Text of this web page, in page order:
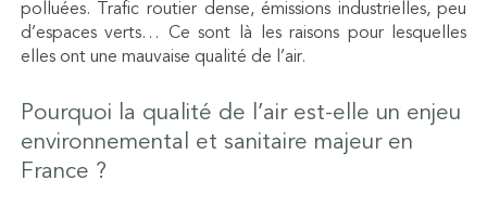
polluées. Trafic routier dense, émissions industrielles, peu
d’espaces verts… Ce sont là les raisons pour lesquelles
elles ont une mauvaise qualité de l’air.
Pourquoi la qualité de l’air est-elle un enjeu
environnemental et sanitaire majeur en
France ?